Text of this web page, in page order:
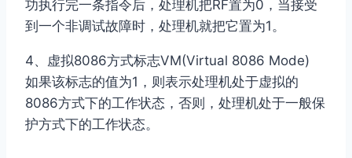
功执行完一条指令后，处理机把RF置为0，当接受
到一个非调试故障时，处理机就把它置为1。
4、虚拟8086方式标志VM(Virtual 8086 Mode)
如果该标志的值为1，则表示处理机处于虚拟的
8086方式下的工作状态，否则，处理机处于一般保
护方式下的工作状态。